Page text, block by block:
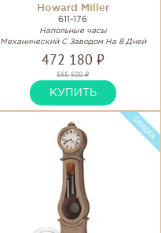
Howard Miller
611-176
Напольные часы
Механический С Заводом На 8 Дней
472 180 ₽
555 500 ₽
КУПИТЬ